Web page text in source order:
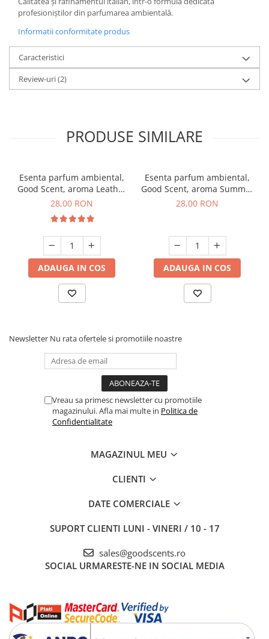
profesioniștilor din parfumarea ambientală.
Informatii conformitate produs
Caracteristici
Review-uri(2)
PRODUSE SIMILARE
Esenta parfum ambiental,
Good Scent, aroma Leather
& Black Oudh, 20 g
28,00 RON
ADAUGA IN COS
Esenta parfum ambiental,
Good Scent, aroma Summer
Melon, 20 g
28,00 RON
ADAUGA IN COS
Newsletter Nu rata ofertele si promotiile noastre
Vreau sa primesc newsletter cu promotiile
magazinului. Afla mai multe in Politica de
Confidentialitate
MAGAZINUL MEU
CLIENTI
DATE COMERCIALE
SUPORT CLIENTI LUNI - VINERI / 10 - 17
sales@goodscents.ro
SOCIAL URMARESTE-NE IN SOCIAL MEDIA